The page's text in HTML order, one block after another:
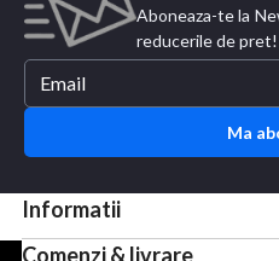
Aboneaza-te la
reducerile de pret!
Ma
Informatii
Comenzi & livrare